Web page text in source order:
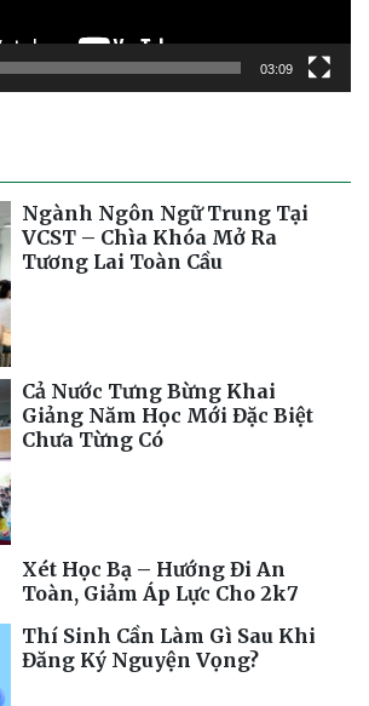
03:09
Ngành Ngôn Ngữ Trung Tại
VCST – Chìa Khóa Mở Ra
Tương Lai Toàn Cầu
Cả Nước Tưng Bừng Khai
Giảng Năm Học Mới Đặc Biệt
Chưa Từng Có
Xét Học Bạ – Hướng Đi An
Toàn, Giảm Áp Lực Cho 2k7
Thí Sinh Cần Làm Gì Sau Khi
Đăng Ký Nguyện Vọng?